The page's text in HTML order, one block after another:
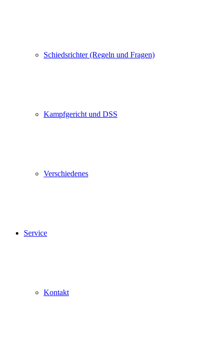
Schiedsrichter (Regeln und Fragen)
Kampfgericht und DSS
Verschiedenes
Service
Kontakt